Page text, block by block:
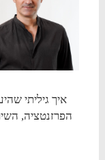
איך גיליתי
הפרזנטציה,